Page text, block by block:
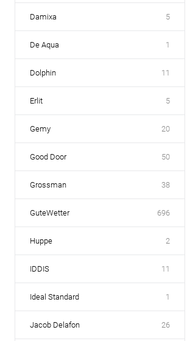
Damixa 5
De Aqua 1
Dolphin 11
Erlit 5
Gemy 20
Good Door 50
Grossman 38
GuteWetter 696
Huppe 2
IDDIS 11
Ideal Standard 1
Jacob Delafon 26